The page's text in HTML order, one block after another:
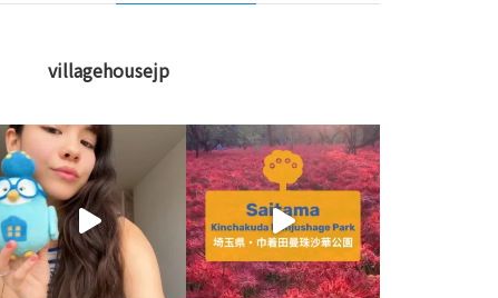
villagehousejp